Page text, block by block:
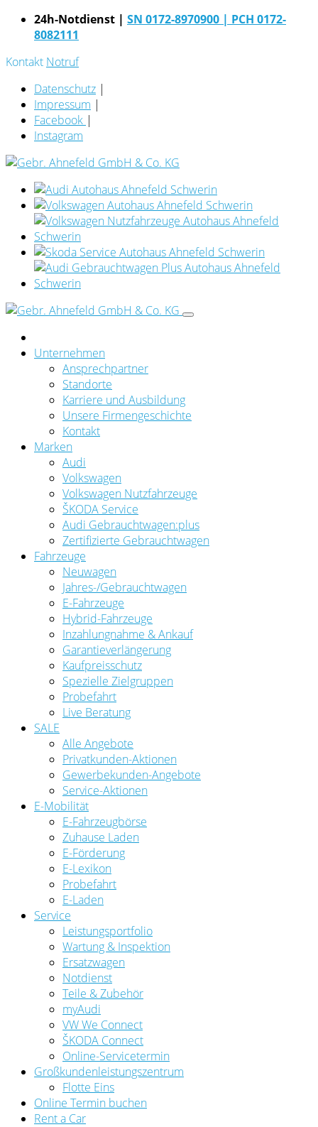
24h-Notdienst | SN 0172-8970900 | PCH 0172-
8082111
Kontakt Notruf
Datenschutz |
Impressum |
Facebook |
Instagram
Unternehmen
Ansprechpartner
Standorte
Karriere und Ausbildung
Unsere Firmengeschichte
Kontakt
Marken
Audi
Volkswagen
Volkswagen Nutzfahrzeuge
ŠKODA Service
Audi Gebrauchtwagen:plus
Zertifizierte Gebrauchtwagen
Fahrzeuge
Neuwagen
Jahres-/Gebrauchtwagen
E-Fahrzeuge
Hybrid-Fahrzeuge
Inzahlungnahme & Ankauf
Garantieverlängerung
Kaufpreisschutz
Spezielle Zielgruppen
Probefahrt
Live Beratung
SALE
Alle Angebote
Privatkunden-Aktionen
Gewerbekunden-Angebote
Service-Aktionen
E-Mobilität
E-Fahrzeugbörse
Zuhause Laden
E-Förderung
E-Lexikon
Probefahrt
E-Laden
Service
Leistungsportfolio
Wartung & Inspektion
Ersatzwagen
Notdienst
Teile & Zubehör
myAudi
VW We Connect
ŠKODA Connect
Online-Servicetermin
Großkundenleistungszentrum
Flotte Eins
Online Termin buchen
Rent a Car